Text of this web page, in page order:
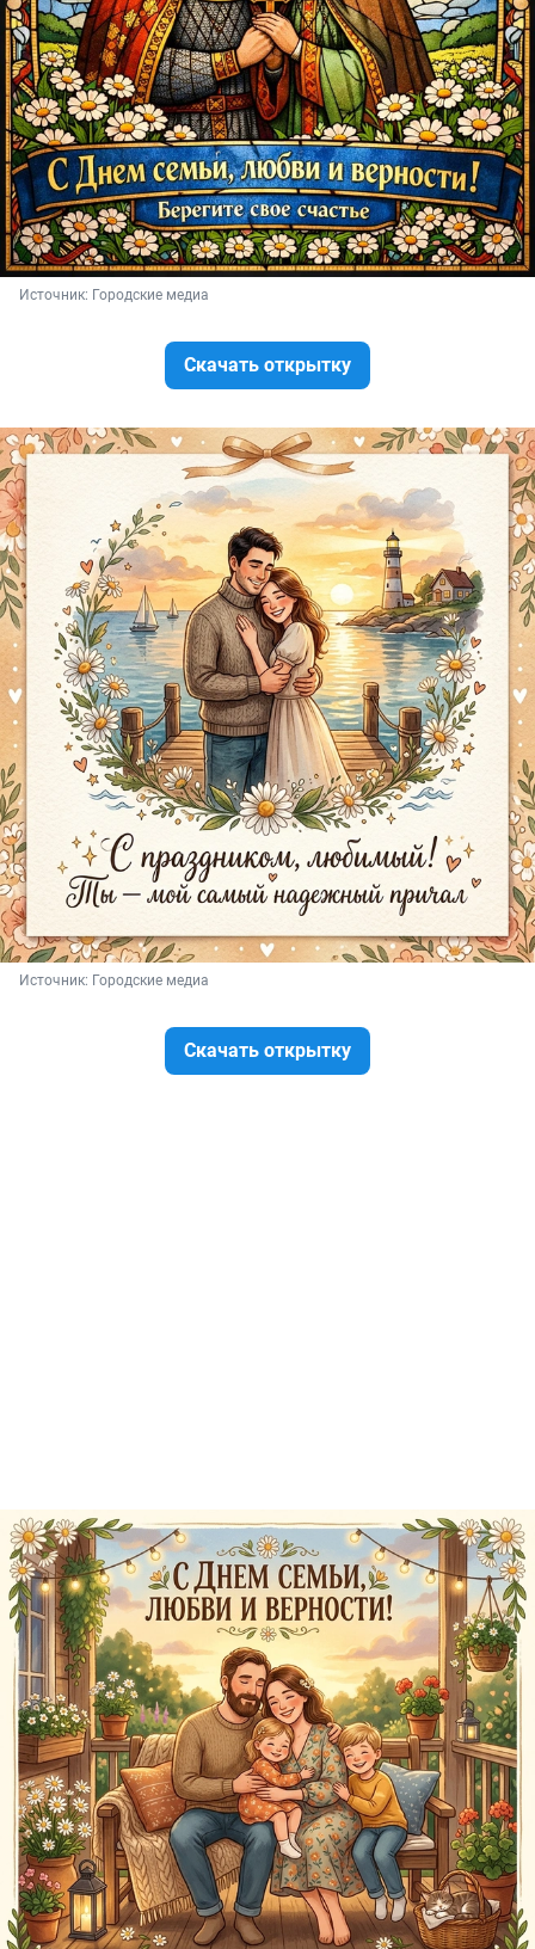
Источник: Городские медиа
Скачать открытку
Источник: Городские медиа
Скачать открытку